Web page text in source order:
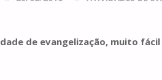
de evangelização, muito